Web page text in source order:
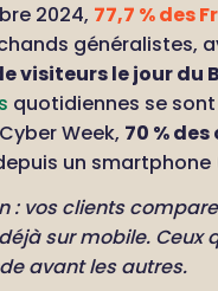
2024, 77,7 % des
généralistes,
visiteurs le jour du
quotidiennes se
Week, 70 %
un smartphone
: vos clients
sur mobile. Ceux
avant les autres.